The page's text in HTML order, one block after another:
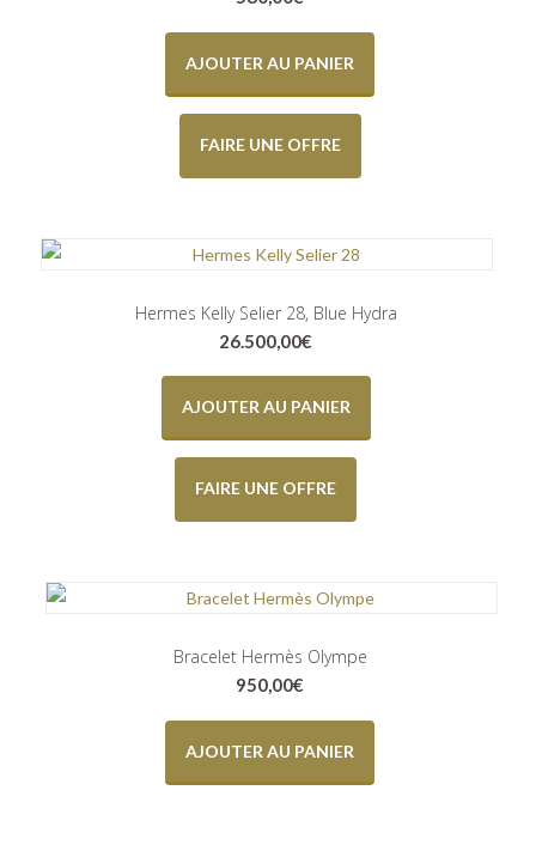
AJOUTER AU PANIER
FAIRE UNE OFFRE
Hermes Kelly Selier 28, Blue Hydra
26.500,00€
AJOUTER AU PANIER
FAIRE UNE OFFRE
Bracelet Hermès Olympe
950,00€
AJOUTER AU PANIER